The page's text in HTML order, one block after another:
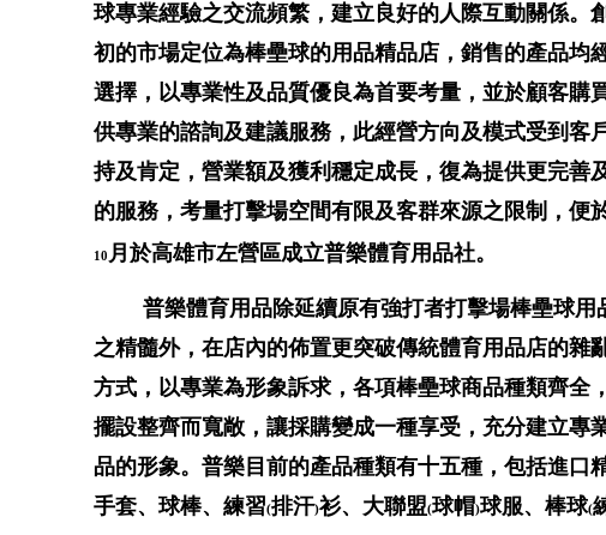
球專業經驗之交流頻繁，建立良好的人際互動關係。
初的市場定位為棒壘球的用品精品店，銷售的產品均
選擇，以專業性及品質優良為首要考量，並於顧客購
供專業的諮詢及建議服務，此經營方向及模式受到客
持及肯定，營業額及獲利穩定成長，復為提供更完善
的服務，考量打擊場空間有限及客群來源之限制，便
10 月於高雄市左營區成立普樂體育用品社。
普樂體育用品除延續原有強打者打擊場棒壘球用
之精髓外，在店內的佈置更突破傳統體育用品店的雜
方式，以專業為形象訴求，各項棒壘球商品種類齊全
擺設整齊而寬敞，讓採購變成一種享受，充分建立專
品的形象。普樂目前的產品種類有十五種，包括進口精
手套、球棒、練習(排汗)衫、大聯盟(球帽)球服、棒球(